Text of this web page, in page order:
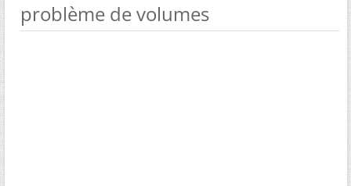
problème de volumes